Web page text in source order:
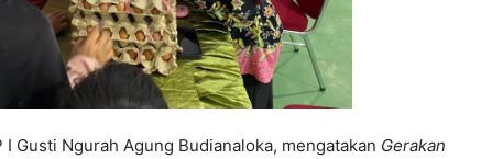
Gusti Ngurah Agung Budianaloka, mengatakan Gerakan